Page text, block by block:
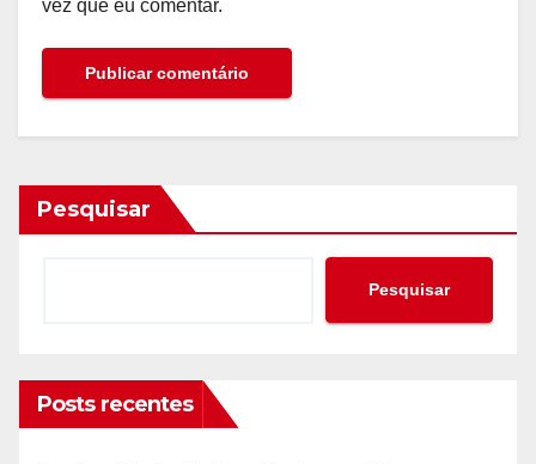
vez que eu comentar.
Pesquisar
Pesquisar
Posts recentes